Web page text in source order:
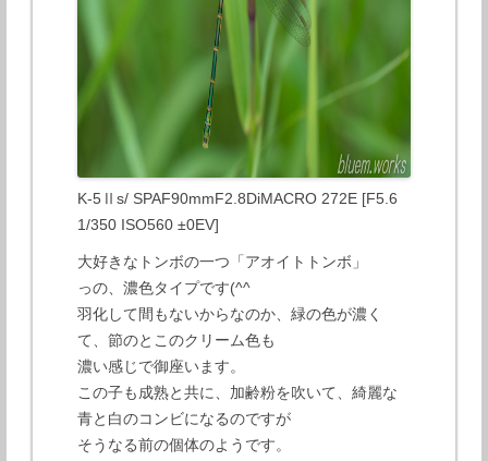
K-5Ⅱs/ SPAF90mmF2.8DiMACRO 272E [F5.6
1/350 ISO560 ±0EV]
大好きなトンボの一つ「アオイトトンボ」
っの、濃色タイプです(^^
羽化して間もないからなのか、緑の色が濃く
て、節のとこのクリーム色も
濃い感じで御座います。
この子も成熟と共に、加齢粉を吹いて、綺麗な
青と白のコンビになるのですが
そうなる前の個体のようです。